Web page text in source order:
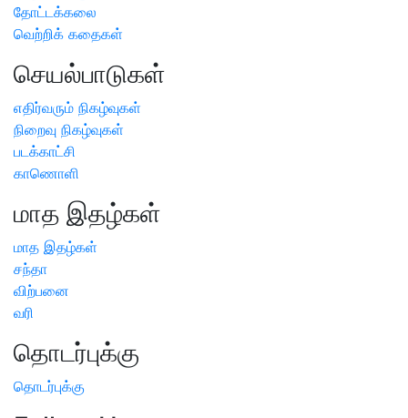
தோட்டக்கலை
வெற்றிக் கதைகள்
செயல்பாடுகள்
எதிர்வரும் நிகழ்வுகள்
நிறைவு நிகழ்வுகள்
படக்காட்சி
காணொளி
மாத இதழ்கள்
மாத இதழ்கள்
சந்தா
விற்பனை
வரி
தொடர்புக்கு
தொடர்புக்கு